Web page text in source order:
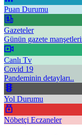
Puan Durumu
Gazeteler
Günün gazete
Canlı Tv
Covid 19
Pandeminin detayları..
Yol Durumu
Nöbetçi Eczaneler